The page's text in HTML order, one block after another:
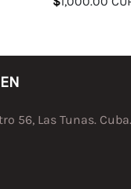
56, Las Tunas. Cuba.